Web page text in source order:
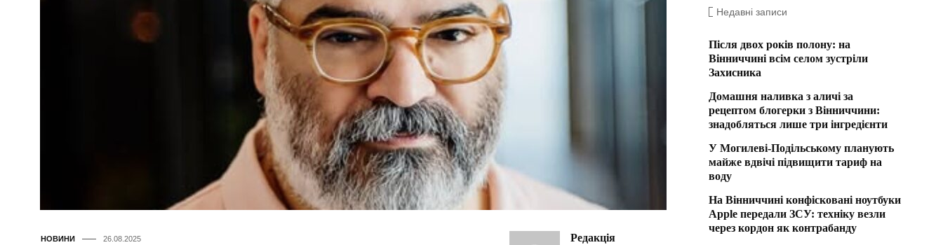
НОВИНИ 26.08.2025 Редакція
Недавні записи
Після двох років полону: на
Вінниччині всім селом зустріли
Захисника
Домашня наливка з аличі за
рецептом блогерки з Вінниччини:
знадобляться лише три інгредієнти
У Могилеві-Подільському планують
майже вдвічі підвищити тариф на
воду
На Вінниччині конфісковані ноутбуки
Apple передали ЗСУ: техніку везли
через кордон як контрабанду